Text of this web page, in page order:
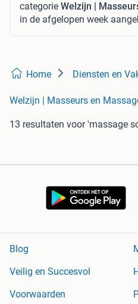
categorie Welzijn |
in de afgelopen week
Home Diensten en
Welzijn | Masseurs en
13 resultaten voor 'massage
Blog
Veilig en Succesvol
Voorwaarden